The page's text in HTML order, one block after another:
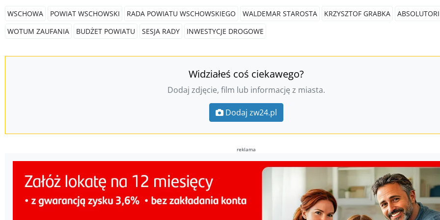
WSCHOWA POWIAT WSCHOWSKI RADA POWIATU WSCHOWSKIEGO WALDEMAR STAROSTA KRZYSZTOF GRABKA
WOTUM ZAUFANIA
BUDŻET POWIATU SESJA RADY INWESTYCJE DROGOWE
Widziałeś coś ciekawego?
Dodaj zdjęcie, film lub informację z miasta.
Dodaj zw24.pl
reklama